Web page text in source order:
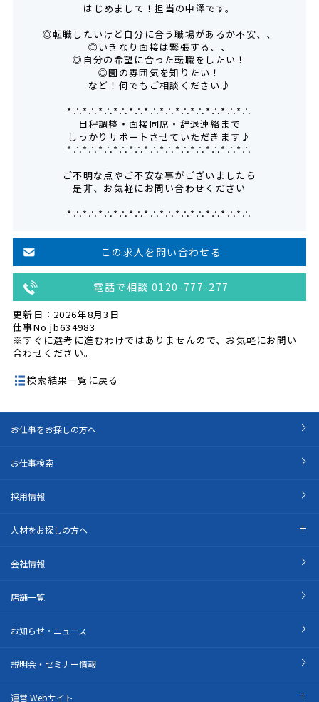
はじめまして！担当の中澤です。
◎転職したいけど自分に合う職場があるか不安、、
◎いきなり面接は緊張する、、
◎自分の希望に合った転職をしたい！
◎園の雰囲気を知りたい！
など！何でもご相談ください♪
*∴*∴*∴*∴*∴*∴*∴*∴*∴*∴*∴*∴
日程調整・面接同席・辞退連絡まで
しっかりサポートさせていただきます♪
*∴*∴*∴*∴*∴*∴*∴*∴*∴*∴*∴*∴
ご不明な点やご不安な事がございましたら
是非、お気軽にお問い合わせください
*∴*∴*∴*∴*∴*∴*∴*∴*∴*∴*∴*∴
この求人を問い合わせる
電話で相談 0120-777-277
更新日：2026年8月3日
仕事No.jb634983
※すぐに選考に進むわけではありませんので、お気軽にお問い
合わせください。
検索結果一覧に戻る
お仕事をお探しの方へ
お仕事検索
採用情報
人材をお探しの方へ
会社情報
店舗一覧
お知らせ・ニュース
説明会・セミナー情報
運営 Webサイト